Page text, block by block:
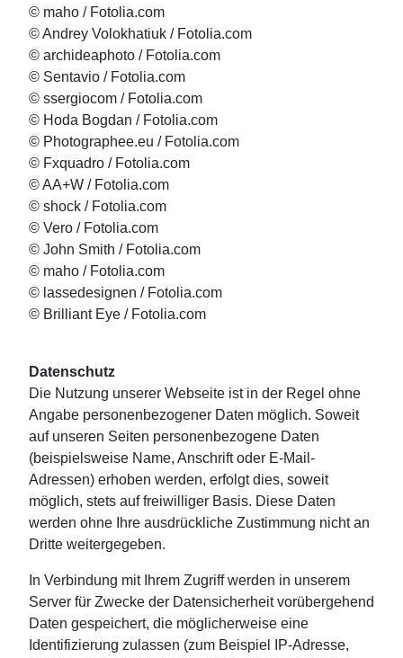
© maho / Fotolia.com
© Andrey Volokhatiuk / Fotolia.com
© archideaphoto / Fotolia.com
© Sentavio / Fotolia.com
© ssergiocom / Fotolia.com
© Hoda Bogdan / Fotolia.com
© Photographee.eu / Fotolia.com
© Fxquadro / Fotolia.com
© AA+W / Fotolia.com
© shock / Fotolia.com
© Vero / Fotolia.com
© John Smith / Fotolia.com
© maho / Fotolia.com
© lassedesignen / Fotolia.com
© Brilliant Eye / Fotolia.com
Datenschutz
Die Nutzung unserer Webseite ist in der Regel ohne
Angabe personenbezogener Daten möglich. Soweit
auf unseren Seiten personenbezogene Daten
(beispielsweise Name, Anschrift oder E-Mail-
Adressen) erhoben werden, erfolgt dies, soweit
möglich, stets auf freiwilliger Basis. Diese Daten
werden ohne Ihre ausdrückliche Zustimmung nicht an
Dritte weitergegeben.
In Verbindung mit Ihrem Zugriff werden in unserem
Server für Zwecke der Datensicherheit vorübergehend
Daten gespeichert, die möglicherweise eine
Identifizierung zulassen (zum Beispiel IP-Adresse,